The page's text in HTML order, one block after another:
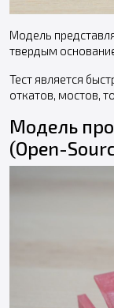
Модель
твердым
Тест является
откатов, мостов,
Модель
(Open-